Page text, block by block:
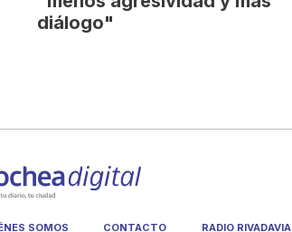
diálogo"
SOMOS CONTACTO RADIO RIVADAVIA